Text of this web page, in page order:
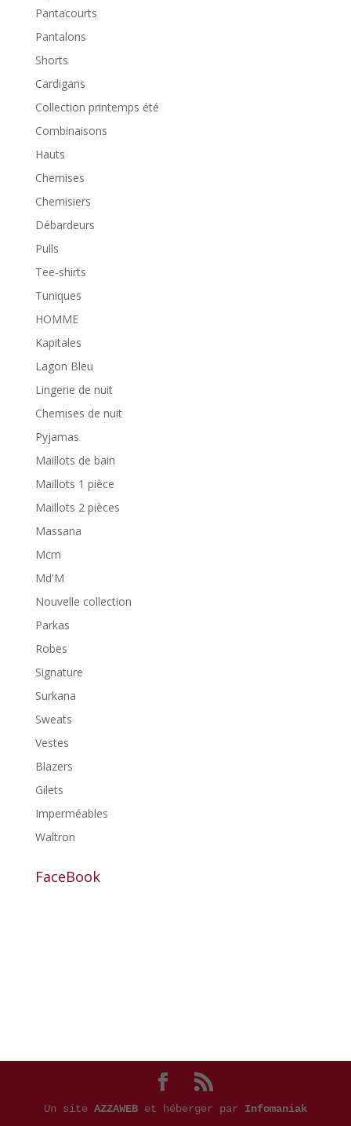
Pantacourts
Pantalons
Shorts
Cardigans
Collection printemps été
Combinaisons
Hauts
Chemises
Chemisiers
Débardeurs
Pulls
Tee-shirts
Tuniques
HOMME
Kapitales
Lagon Bleu
Lingerie de nuit
Chemises de nuit
Pyjamas
Maillots de bain
Maillots 1 pièce
Maillots 2 pièces
Massana
Mcm
Md'M
Nouvelle collection
Parkas
Robes
Signature
Surkana
Sweats
Vestes
Blazers
Gilets
Imperméables
Waltron
FaceBook
Un site AZZAWEBet héberger par Infomaniak